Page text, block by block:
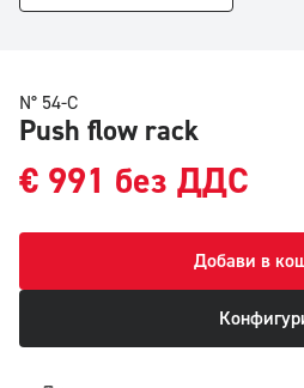
N° 54-C
Push flow rack
€ 991 без ДДС
Добави в